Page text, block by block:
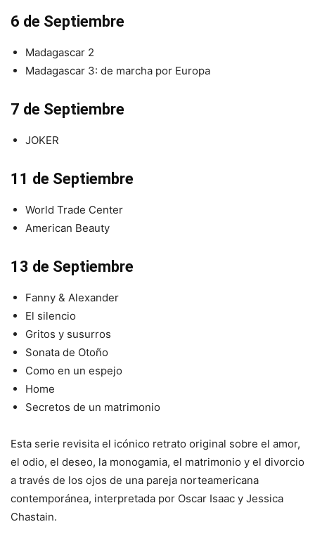
6 de Septiembre
Madagascar 2
Madagascar 3: de marcha por Europa
7 de Septiembre
JOKER
11 de Septiembre
World Trade Center
American Beauty
13 de Septiembre
Fanny & Alexander
El silencio
Gritos y susurros
Sonata de Otoño
Como en un espejo
Home
Secretos de un matrimonio
Esta serie revisita el icónico retrato original sobre el amor,
el odio, el deseo, la monogamia, el matrimonio y el divorcio
a través de los ojos de una pareja norteamericana
contemporánea, interpretada por Oscar Isaac y Jessica
Chastain.